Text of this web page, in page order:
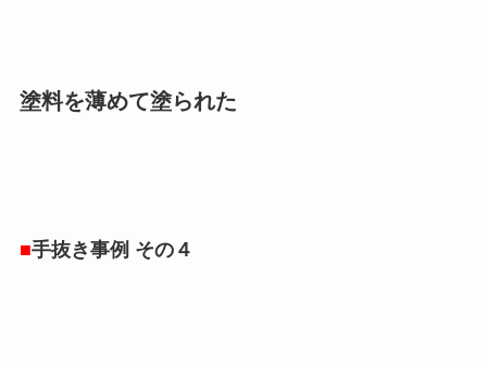
塗料を薄めて塗られた
■手抜き事例 その４